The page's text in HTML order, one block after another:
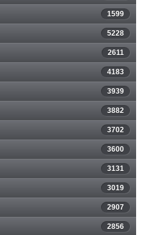
1599
5228
2611
4183
3939
3882
3702
3600
3131
3019
2907
2856